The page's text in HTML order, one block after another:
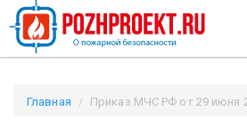
Главная
Приказ МЧС РФ от 29 июня